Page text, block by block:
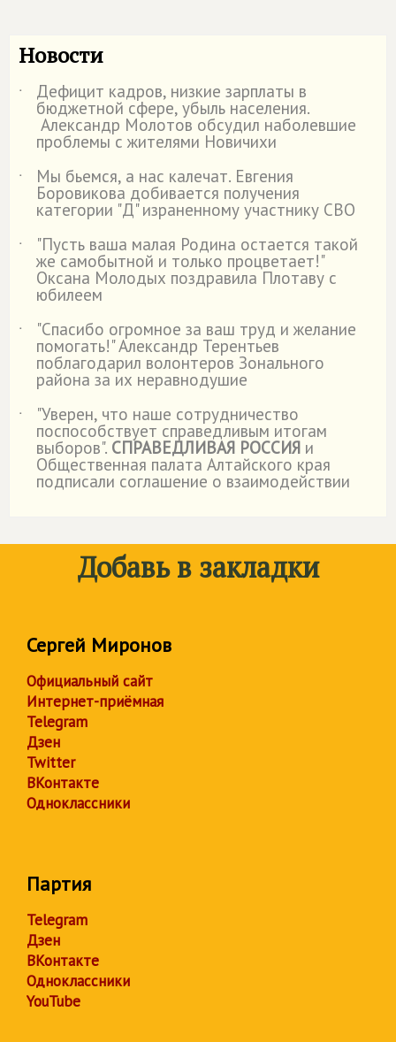
Новости
˙ Дефицит кадров, низкие зарплаты в
бюджетной сфере, убыль населения.
Александр Молотов обсудил наболевшие
проблемы с жителями Новичихи
˙
Мы бьемся, а нас калечат. Евгения
Боровикова добивается получения
категории "Д" израненному участнику СВО
˙
"Пусть ваша малая Родина остается такой
же самобытной и только процветает!"
Оксана Молодых поздравила Плотаву с
юбилеем
˙
"Спасибо огромное за ваш труд и желание
помогать!" Александр Терентьев
поблагодарил волонтеров Зонального
района за их неравнодушие
˙
"Уверен, что наше сотрудничество
поспособствует справедливым итогам
выборов". СПРАВЕДЛИВАЯ РОССИЯ и
Общественная палата Алтайского края
подписали соглашение о взаимодействии
Добавь в закладки
Сергей Миронов
Официальный сайт
Интернет-приёмная
Telegram
Дзен
Twitter
ВКонтакте
Одноклассники
Партия
Telegram
Дзен
ВКонтакте
Одноклассники
YouTube